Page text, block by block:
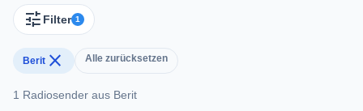
tune Filter 1
Berit close Alle zurücksetzen
1 Radiosender aus Berit